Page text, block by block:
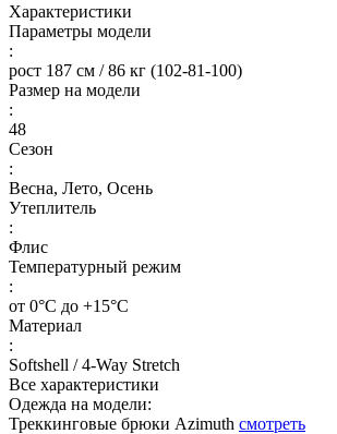
Характеристики
Параметры модели
:
рост 187 см / 86 кг (102-81-100)
Размер на модели
:
48
Сезон
:
Весна, Лето, Осень
Утеплитель
:
Флис
Температурный режим
:
от 0°С до +15°С
Материал
:
Softshell / 4-Way Stretch
Все характеристики
Одежда на модели:
Треккинговые брюки Azimuth смотреть